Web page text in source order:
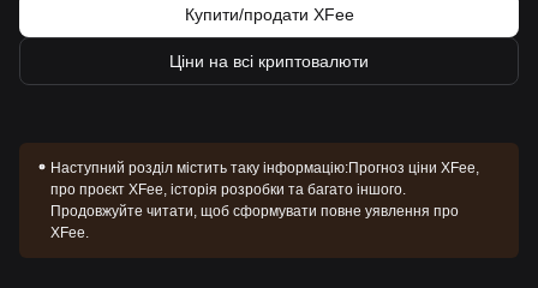
Купити/продати XFee
Ціни на всі криптовалюти
Наступний розділ містить таку інформацію:Прогноз ціни XFee,
про проєкт XFee, історія розробки та багато іншого.
Продовжуйте читати, щоб сформувати повне уявлення про
XFee.